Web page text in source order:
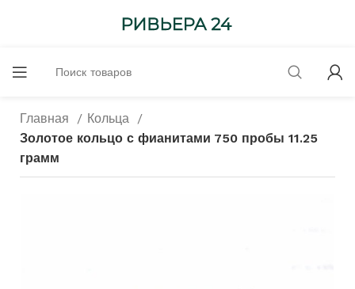
Главная
Кольца
Золотое кольцо с фианитами 750 пробы 11.25
грамм